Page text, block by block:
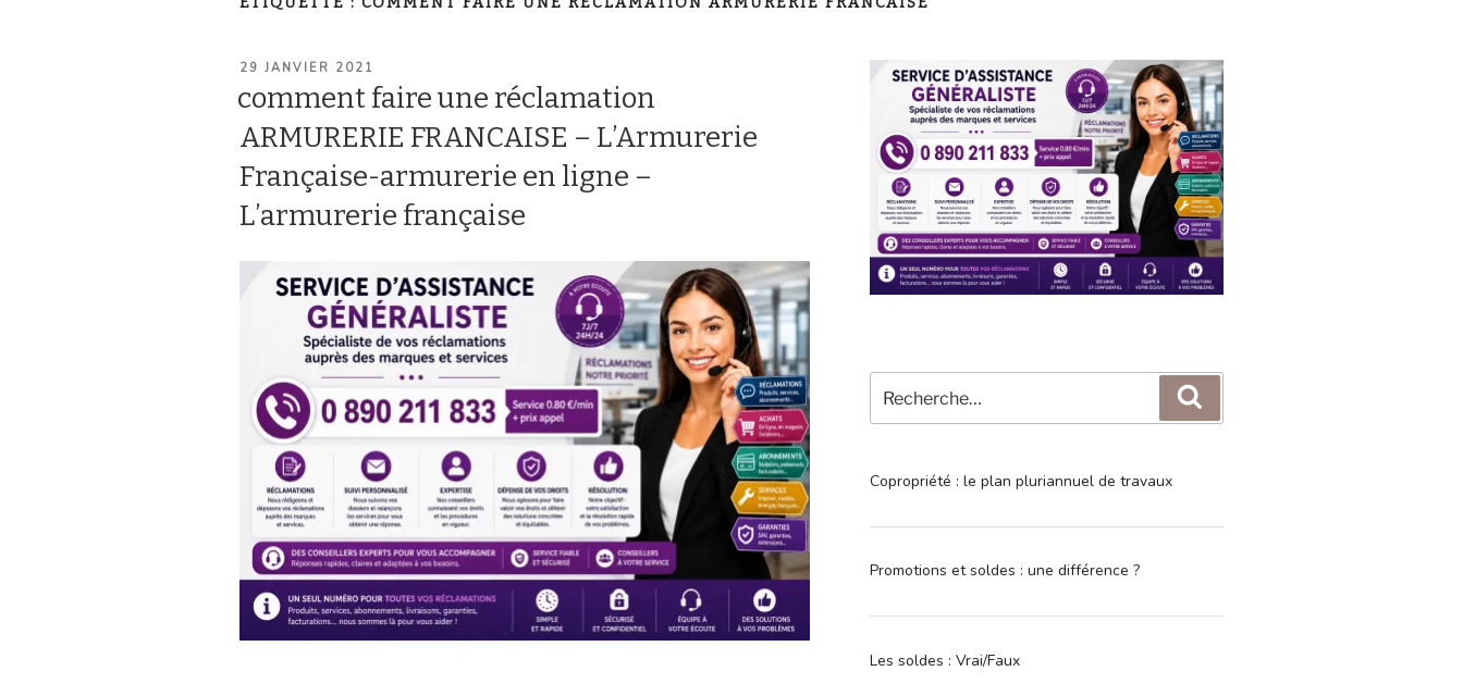
PUBLIÉ
29 JANVIER 2021
comment faire une réclamation
ARMURERIE FRANCAISE – L’Armurerie
Française-armurerie en ligne –
L’armurerie française
pour
:
Copropriété : le plan pluriannuel de travaux
Promotions et soldes : une différence ?
Les soldes : Vrai/Faux